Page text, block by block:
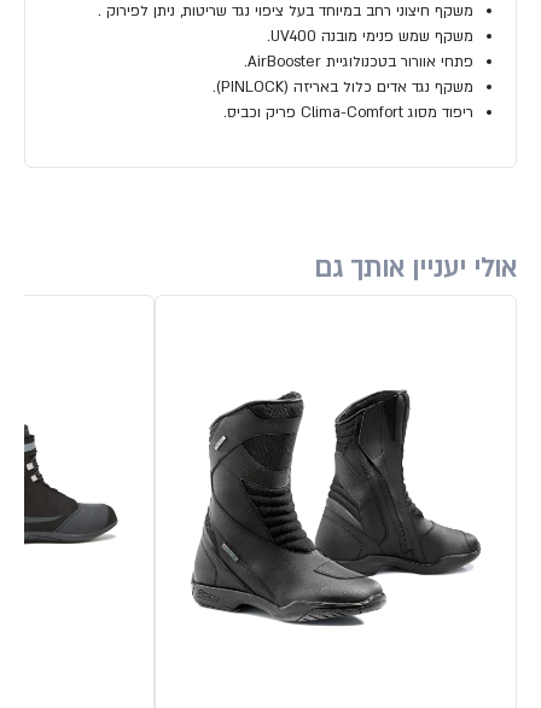
משקף חיצוני רחב במיוחד בעל ציפוי נגד שריטות, ניתן לפירוק .
משקף שמש פנימי מובנה UV400.
פתחי אוורור בטכנולוגיית AirBooster.
משקף נגד אדים כלול באריזה (PINLOCK).
ריפוד מסוג Clima-Comfort פריק וכביס.
אולי יעניין אותך גם